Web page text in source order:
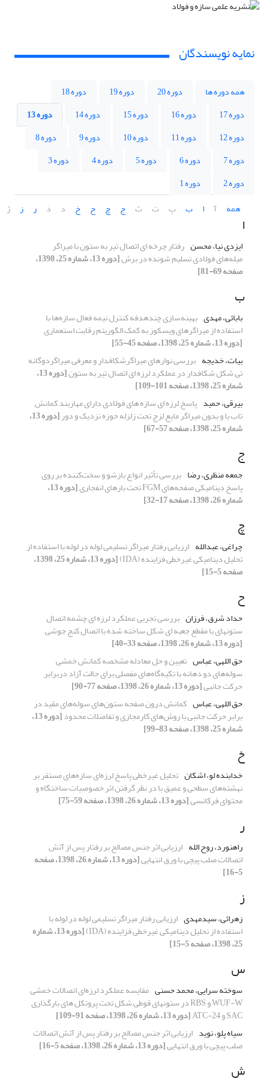
نمایه نویسندگان
همه دوره ها دوره 20 دوره 19
دوره 18
دوره 17
دوره 16 دوره 15 دوره 14
دوره 13
دوره 12
دوره 11 دوره 10 دوره 9
دوره 8
دوره 7
دوره 6 دوره 5 دوره 4
دوره 3
دوره 2
دوره 1
همه
آ ا ب پ ت ث ج چ ح خ د ذ ر ز ژ
ا
ایزدی نیا، محسن رفتار چرخه ای اتصال تیر به ستون با میراگر
میله‌های فولادی تسلیم شونده در برش [دوره 13، شماره 25، 1398،
صفحه 69-81]
ب
بابائی، مهدی بهینه‌سازی چندهدفه کنترل نیمه فعال سازه‌ها با
استفاده از میراگرهای ویسکوز به کمک الگوریتم رقابت استعماری
[دوره 13، شماره 25، 1398، صفحه 45-55]
بیات، خدیجه بررسی نوارهای میراگرشکافدار و معرفی میراگردوگانه
تی شکل شکافدار در عملکرد لرزه ای اتصال تیر به ستون [دوره 13،
شماره 25، 1398، صفحه 101-109]
بیرقی، حمید پاسخ لرزه ای سازه های فولادی دارای مهاربند کمانش
تاب با و بدون میراگر مایع لزج تحت زلزله حوزه نزدیک و دور [دوره 13،
شماره 25، 1398، صفحه 57-67]
ج
جمعه منظری، رضا بررسی تأثیر انواع بازشو و سخت‌کننده بر روی
پاسخ دینامیکی صفحه‌های FGM تحت بارهای انفجاری [دوره 13،
شماره 26، 1398، صفحه 17-32]
چ
چراغی، عبدالله ارزیابی رفتار میراگر تسلیمی لوله در لوله با استفاده از
تحلیل دینامیکی غیرخطی فزاینده (IDA) [دوره 13، شماره 25، 1398،
صفحه 5-15]
ح
حداد شرق، فرزان بررسی تجربی عملکرد لرزه ای چشمه اتصال
ستونهای با مقطع جعبه ای شکل ساخته شده با اتصال کنج جوشی
[دوره 13، شماره 26، 1398، صفحه 33-40]
حق اللهی، عباس تعیین و حل معادله مشخصه کمانش خمشی
سوله‌های دو دهانه با تکیه‌گاه‌های مفصلی برای حالت آزاد دربرابر
حرکت جانبی[دوره 13، شماره 26، 1398، صفحه 77-90]
حق اللهی، عباس کمانش درون صفحه ستون‌های سوله‌های مقید در
برابر حرکت جانبی با روش‌های کارمجازی و تفاضلات محدود [دوره 13،
شماره 25، 1398، صفحه 83-99]
خ
خدابنده لو، اشکان تحلیل غیرخطی پاسخ لرزه‌ای سازه‌های مستقر بر
نهشته‌های سطحی و عمیق با در نظر گرفتن اثر خصوصیات ساختگاه و
محتوای فرکانسی[دوره 13، شماره 26، 1398، صفحه 59-75]
ر
راهنورد، روح الله ارزیابی اثر جنس مصالح بر رفتار پس از آتش
اتصالات صلب پیچی با ورق انتهایی [دوره 13، شماره 26، 1398، صفحه
5-16]
ز
زهرائی، سیدمهدی ارزیابی رفتار میراگر تسلیمی لوله در لوله با
استفاده از تحلیل دینامیکی غیرخطی فزاینده (IDA) [دوره 13، شماره
25، 1398، صفحه 5-15]
س
سوخته سرایی، محمد حسنی مقایسه عملکرد لرزه‌ای اتصالات خمشی
WUF-W و RBS در ستونهای قوطی شکل تحت پروتکل های بارگذاری
SAC و ATC-24
[دوره 13، شماره 26، 1398، صفحه 91-109]
سیاه پلو، نوید ارزیابی اثر جنس مصالح بر رفتار پس از آتش اتصالات
صلب پیچی با ورق انتهایی[دوره 13، شماره 26، 1398، صفحه 5-16]
ش